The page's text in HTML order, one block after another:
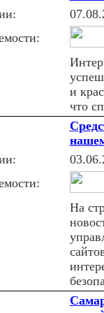
и
что
На